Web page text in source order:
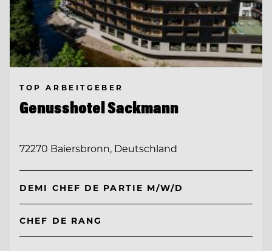
TOP ARBEITGEBER
Genusshotel Sackmann
72270 Baiersbronn, Deutschland
DEMI CHEF DE PARTIE M/W/D
CHEF DE RANG